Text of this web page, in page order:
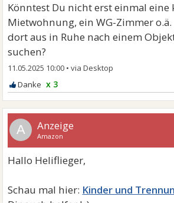
Könntest Du nicht erst einmal eine
Mietwohnung, ein WG-Zimmer
dort aus in Ruhe nach einem
suchen?
11.05.2025 10:00 •
x 3
A
Kinder und